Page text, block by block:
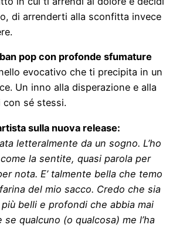
di arrenderti alla sconfitta invece
pop con profonde sfumature
evocativo che ti precipita in un
Un inno alla disperazione e alla
con sé stessi.
sulla nuova release:
letteralmente da un sogno. L’ho
la sentite, quasi parola per
nota. E’ talmente bella che temo
del mio sacco. Credo che sia
belli e profondi che abbia mai
qualcuno (o qualcosa) me l’ha